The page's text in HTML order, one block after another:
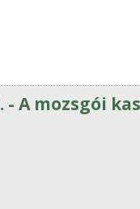
- A mozsgói